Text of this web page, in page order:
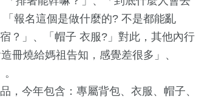
報名這個是做什麼的? 不是都能亂
？」、「帽子 衣服?」對此，其他內行
冊燒給媽祖告知，感覺差很多」、
，今年包含：專屬背包、衣服、帽子、